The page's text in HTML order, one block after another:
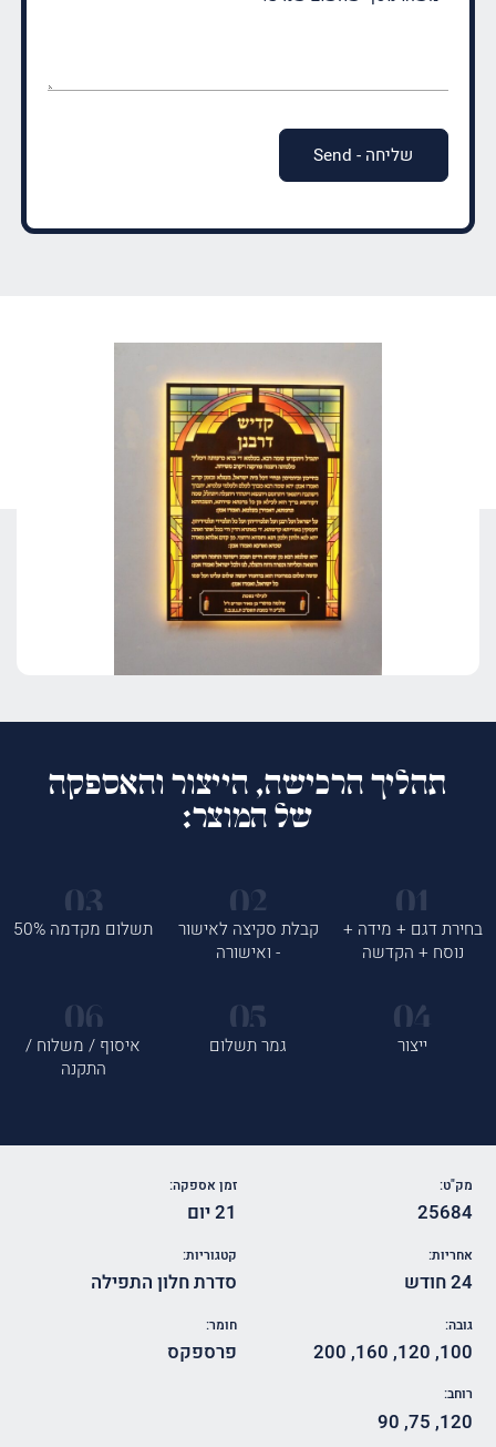
תהליך הרכישה, הייצור והאספקה
של המוצר:
בחירת דגם + מידה +
נוסח + הקדשה
קבלת סקיצה לאישור
- ואישורה
תשלום מקדמה 50%
ייצור גמר תשלום
איסוף / משלוח /
התקנה
מק"ט:
25684
זמן אספקה:
21 יום
אחריות:
24 חודש
קטגוריות:
סדרת חלון התפילה
גובה:
100
,
120
,
160
,
200
חומר:
פרספקס
רוחב:
120
,
75
,
90